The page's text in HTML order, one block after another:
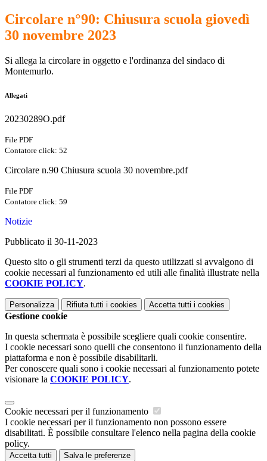
Circolare n°90: Chiusura scuola giovedì
30 novembre 2023
Si allega la circolare in oggetto e l'ordinanza del sindaco di
Montemurlo.
Allegati
20230289O.pdf
File PDF
Contatore click: 52
Circolare n.90 Chiusura scuola 30 novembre.pdf
File PDF
Contatore click: 59
Notizie
Pubblicato il 30-11-2023
Questo sito o gli strumenti terzi da questo utilizzati si avvalgono di
cookie necessari al funzionamento ed utili alle finalità illustrate nella
COOKIE POLICY.
Personalizza Rifiuta tutti i cookies Accetta tutti i cookies
Gestione cookie
In questa schermata è possibile scegliere quali cookie consentire.
I cookie necessari sono quelli che consentono il funzionamento della
piattaforma e non è possibile disabilitarli.
Per conoscere quali sono i cookie necessari al funzionamento potete
visionare la COOKIE POLICY.
Cookie necessari per il funzionamento
I cookie necessari per il funzionamento non possono essere
disabilitati. È possibile consultare l'elenco nella pagina della cookie
policy.
Accetta tutti Salva le preferenze